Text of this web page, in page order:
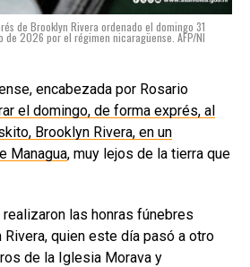
de Brooklyn Rivera ordenado el domingo 31
de 2026 por el régimen nicaragüense. AFP/NI
encabezada por Rosario
el domingo, de forma exprés, al
Brooklyn Rivera, en un
Managua, muy lejos de la tierra que
realizaron las honras fúnebres
quien este día pasó a otro
de la Iglesia Morava y